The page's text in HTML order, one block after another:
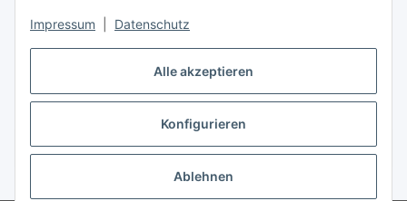
Alle akzeptieren
Konfigurieren
Ablehnen
Impressum Datenschutz
Sie möchten, dass wir Sie besuchen?
Ihre Terminvorschläge >>>
Vertrag widerrufen
Vertrag widerrufen
* Alle Preise inkl. gesetzlicher USt., zzgl.Versand